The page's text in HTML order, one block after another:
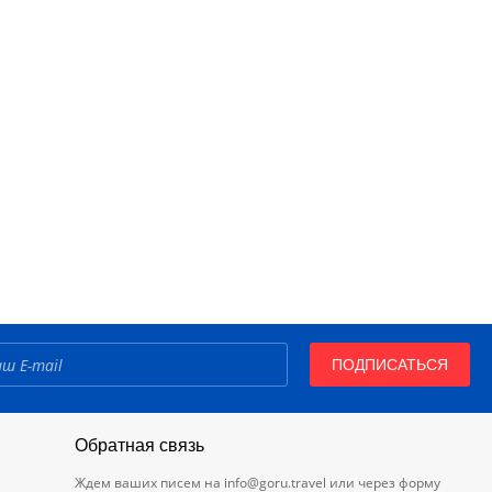
ПОДПИСАТЬСЯ
Обратная связь
Ждем ваших писем на info@goru.travel или через форму